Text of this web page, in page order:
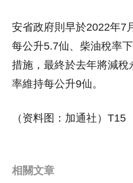
安省政府則早於2022年7
每公升5.7仙、柴油稅率
措施，最終於去年將減
率維持每公升9仙。
（资料图：加通社）T15
相關文章